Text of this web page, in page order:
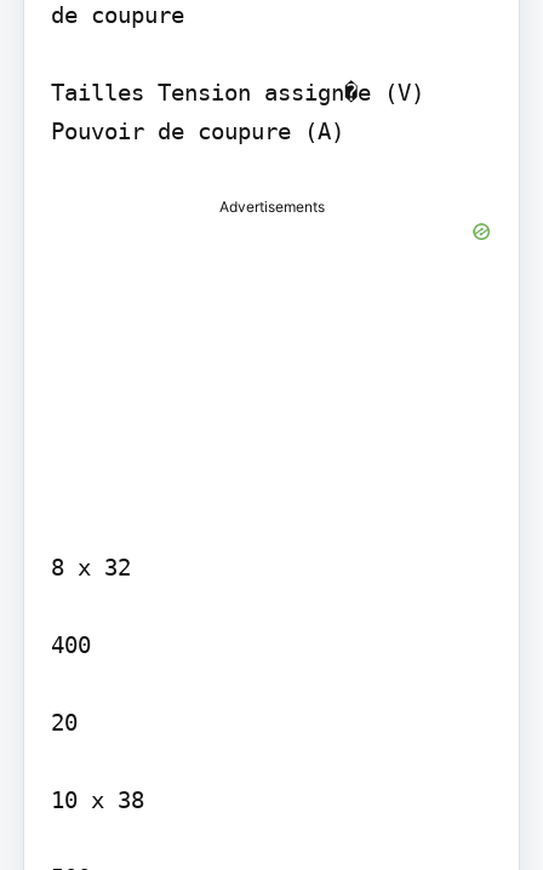
de coupure
Tailles Tension assign�e (V)
Advertisements
8 x 32
400
20
10 x 38